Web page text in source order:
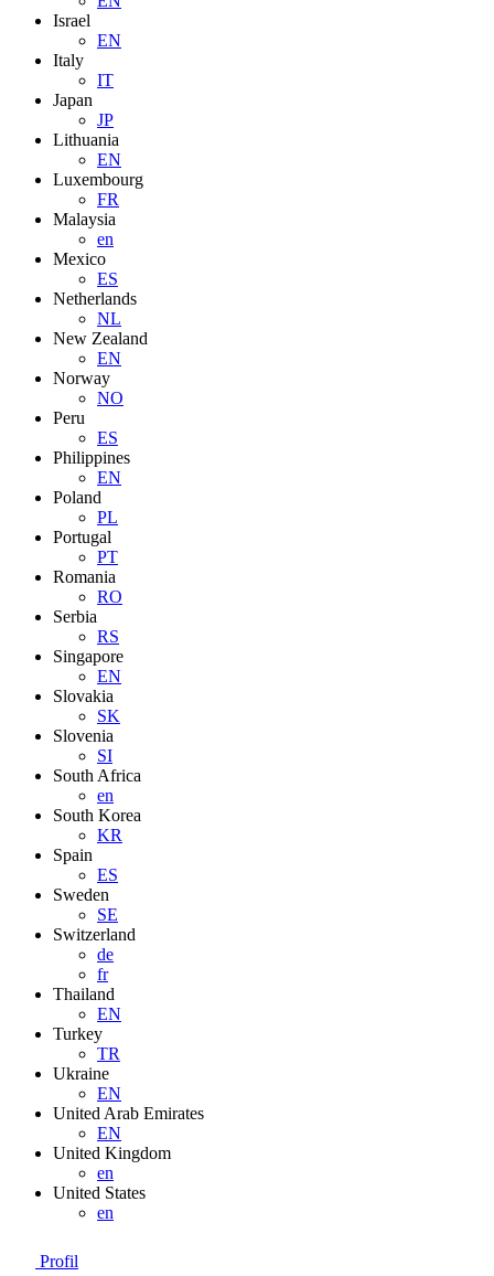
Israel
EN
Italy
IT
Japan
JP
Lithuania
EN
Luxembourg
FR
Malaysia
en
Mexico
ES
Netherlands
NL
New Zealand
EN
Norway
NO
Peru
ES
Philippines
EN
Poland
PL
Portugal
PT
Romania
RO
Serbia
RS
Singapore
EN
Slovakia
SK
Slovenia
SI
South Africa
en
South Korea
KR
Spain
ES
Sweden
SE
Switzerland
de
fr
Thailand
EN
Turkey
TR
Ukraine
EN
United Arab Emirates
EN
United Kingdom
en
United States
en
Profil